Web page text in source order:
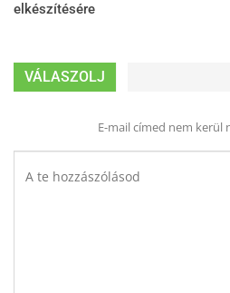
elkészítésére
VÁLASZOLJ
E-mail címed nem kerül